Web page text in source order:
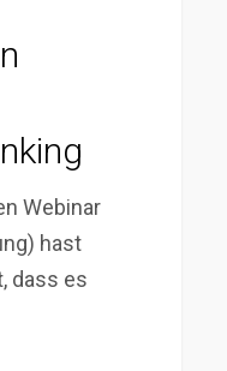
Webinar
hast
dass es